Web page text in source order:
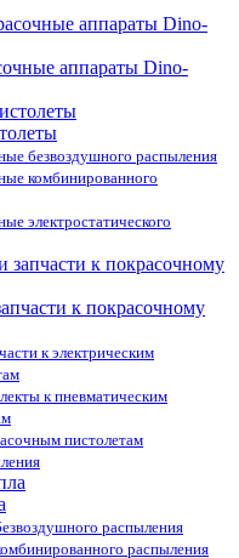
аппараты Dino-
безвоздушного распыления
комбинированного
электростатического
к покрасочному
к электрическим
к пневматическим
пистолетам
распыления
распыления